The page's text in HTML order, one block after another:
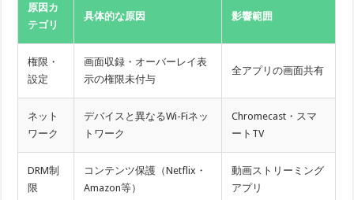
原因カ
テゴリ
具体的な原因 影響範囲
権限・
設定
画面収録・オーバーレイ表
示の権限未付与
全アプリの画面共有
ネット
ワーク
デバイスと異なるWi-Fiネッ
トワーク
Chromecast・スマ
ートTV
DRM制
限
コンテンツ保護（Netflix・
Amazon等）
動画ストリーミング
アプリ